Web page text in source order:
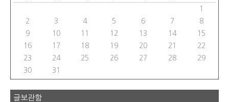
1
2
3 4 5 6 7
8
9
10 11 12 13 14
15
16
17 18 19 20 21
22
23
24 25 26 27 28
29
30
31
글보관함